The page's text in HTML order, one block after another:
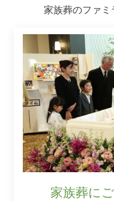
家族葬のファミ
家族葬に